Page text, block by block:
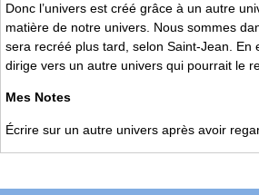
Donc l’univers est créé grâce à un autre
matière de notre univers. Nous sommes
sera recréé plus tard, selon Saint-Jean. En
dirige vers un autre univers qui pourrait le
Mes Notes
Écrire sur un autre univers après avoir